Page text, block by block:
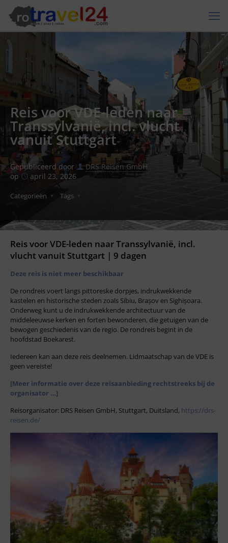
Reis voor VDE-leden naar
Transsylvanië, incl. vlucht
vanuit Stuttgart
Gepubliceerd door
DRS Reisen GmbH
op
april 23, 2026
Categorieën Tags
Reis voor VDE-leden naar Transsylvanië, incl.
vlucht vanuit Stuttgart | 9 dagen
Deze reis is niet meer beschikbaar
De rondreis voert langs pittoreske dorpjes, indrukwekkende
kastelen en historische steden zoals Sibiu, Brașov en Sighișoara.
Onderweg kunt u de indrukwekkende architectuur van de
middeleeuwse kerken en forten bewonderen, die getuigen van de
bewogen geschiedenis van de regio. De rondreis begint in de
hoofdstad Boekarest.
Iedereen kan aan deze reis deelnemen. Lidmaatschap van de VDE is
geen vereiste!
[Meer informatie over deze reisaanbieding rechtstreeks bij de
organisator …]
Reisorganisator: DRS Reisen GmbH, Stuttgart, Duitsland, https://drs-
reisen.de/